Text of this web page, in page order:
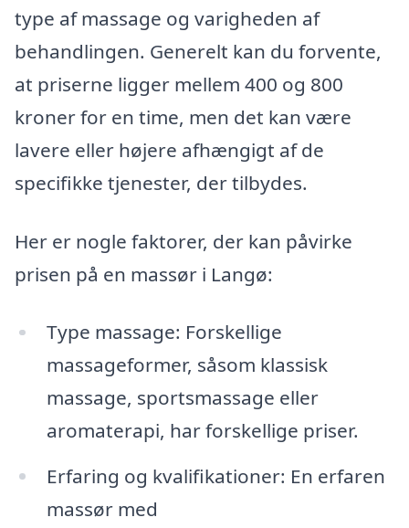
type af massage og varigheden af
behandlingen. Generelt kan du forvente,
at priserne ligger mellem 400 og 800
kroner for en time, men det kan være
lavere eller højere afhængigt af de
specifikke tjenester, der tilbydes.
Her er nogle faktorer, der kan påvirke
prisen på en massør i Langø:
Type massage: Forskellige
massageformer, såsom klassisk
massage, sportsmassage eller
aromaterapi, har forskellige priser.
Erfaring og kvalifikationer: En erfaren
massør med